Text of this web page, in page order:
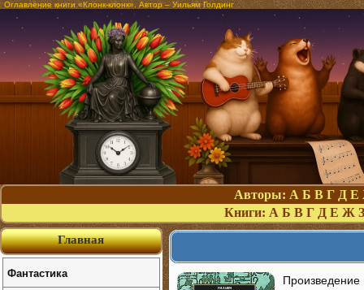
Оглавление книги «Клонк-клонк». Автор – Уильям Голдинг
Авторы: А Б В Г Д Е
Книги: А Б В Г Д Е Ж З
Произведение
Главная
Фантастика